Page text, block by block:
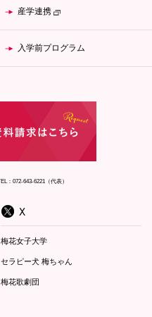
産学連携
入学前プログラム
072-643-6221（代表）
梅花女子大学
セラピー犬 梅ちゃん
梅花歌劇団